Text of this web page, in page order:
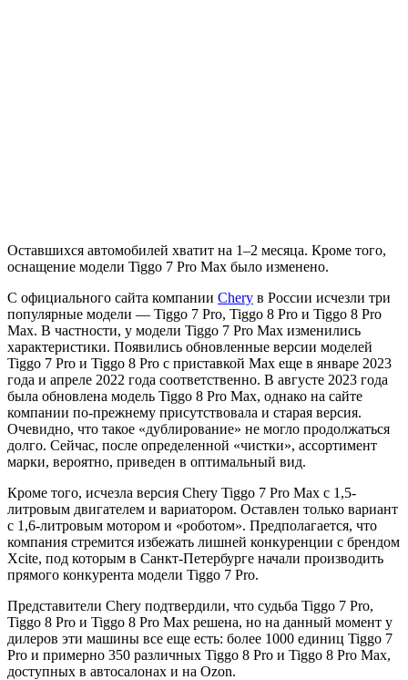
Оставшихся автомобилей хватит на 1–2 месяца. Кроме того,
оснащение модели Tiggo 7 Pro Max было изменено.
С официального сайта компании Chery в России исчезли три
популярные модели — Tiggo 7 Pro, Tiggo 8 Pro и Tiggo 8 Pro
Max. В частности, у модели Tiggo 7 Pro Max изменились
характеристики. Появились обновленные версии моделей
Tiggo 7 Pro и Tiggo 8 Pro с приставкой Max еще в январе 2023
года и апреле 2022 года соответственно. В августе 2023 года
была обновлена модель Tiggo 8 Pro Max, однако на сайте
компании по-прежнему присутствовала и старая версия.
Очевидно, что такое «дублирование» не могло продолжаться
долго. Сейчас, после определенной «чистки», ассортимент
марки, вероятно, приведен в оптимальный вид.
Кроме того, исчезла версия Chery Tiggo 7 Pro Max с 1,5-
литровым двигателем и вариатором. Оставлен только вариант
с 1,6-литровым мотором и «роботом». Предполагается, что
компания стремится избежать лишней конкуренции с брендом
Xcite, под которым в Санкт-Петербурге начали производить
прямого конкурента модели Tiggo 7 Pro.
Представители Chery подтвердили, что судьба Tiggo 7 Pro,
Tiggo 8 Pro и Tiggo 8 Pro Max решена, но на данный момент у
дилеров эти машины все еще есть: более 1000 единиц Tiggo 7
Pro и примерно 350 различных Tiggo 8 Pro и Tiggo 8 Pro Max,
доступных в автосалонах и на Ozon.